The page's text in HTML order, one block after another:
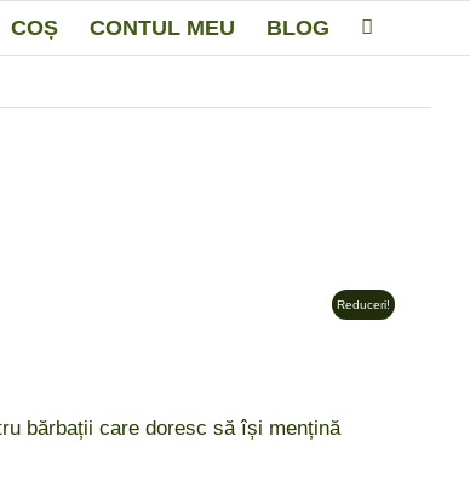
COȘ CONTUL MEU BLOG
Reduceri!
bărbații care doresc să își mențină